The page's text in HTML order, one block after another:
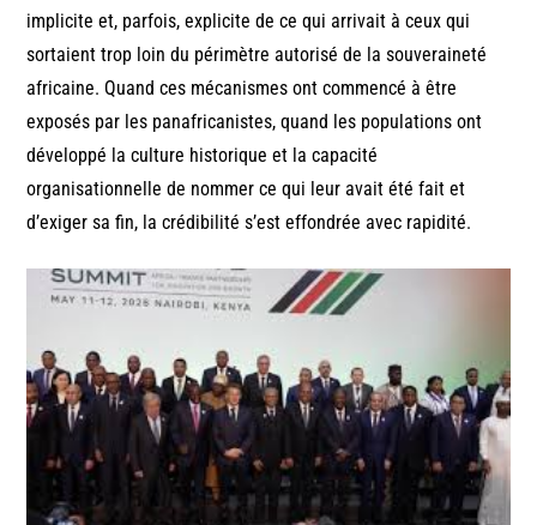
implicite et, parfois, explicite de ce qui arrivait à ceux qui
sortaient trop loin du périmètre autorisé de la souveraineté
africaine. Quand ces mécanismes ont commencé à être
exposés par les panafricanistes, quand les populations ont
développé la culture historique et la capacité
organisationnelle de nommer ce qui leur avait été fait et
d’exiger sa fin, la crédibilité s’est effondrée avec rapidité.